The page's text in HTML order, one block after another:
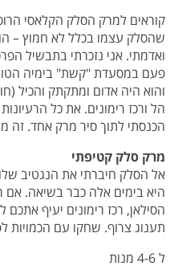
קוראים למרק הסלק הקלאסי
שהסלק עצמו בכלל לא חמוץ –
ואדמתי. אני נזכרתי בתבשיל
פעם במסעדת "קשת" בימיה
והוא היה אדום ומתקתק והכיל
הל ורכז רימונים. את כל
הכנסתי לתוך סיר מרק אחד. זה
מרק סלק קטיפתי
אל הסלק חיברתי את הנגטיב
היא בימים אלה כבר בשיאה. אם
הסילאן, רכז רימונים יעיף
תענוג צרוף. שחקו עם הכמויות
ל 4-6 מנות